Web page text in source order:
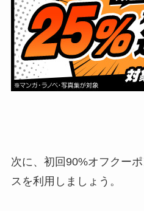
次に、初回90%オフクー
スを利用しましょう。